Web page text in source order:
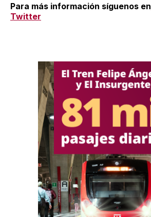
Para más información síguenos en
Twitter